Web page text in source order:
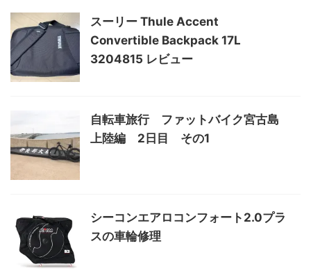
スーリー Thule Accent
Convertible Backpack 17L
3204815 レビュー
自転車旅行 ファットバイク宮古島
上陸編 2日目 その1
シーコンエアロコンフォート2.0プラ
スの車輪修理